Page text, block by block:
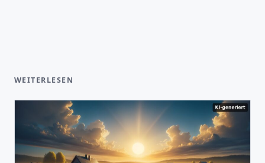
WEITERLESEN